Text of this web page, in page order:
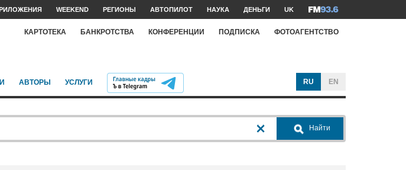
WEEKEND РЕГИОНЫ АВТОПИЛОТ НАУКА ДЕНЬГИ UK
КАРТОТЕКА БАНКРОТСТВА КОНФЕРЕНЦИИ ПОДПИСКА ФОТОАГЕНТСТВО
АВТОРЫ УСЛУГИ RU EN
Найти